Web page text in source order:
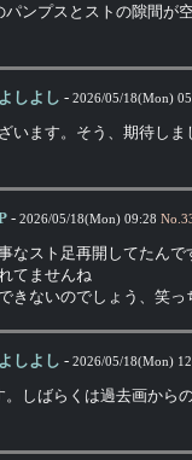
パンプスとストの隙間
よしよし - 2026/05/18(Mon)
います。そう、期待し
- 2026/05/18(Mon) 09:28 No.
なスト足再開してたんで
てませんね
きないのでしょう、笑っ
よしよし - 2026/05/18(Mon)
しばらくは過去画から